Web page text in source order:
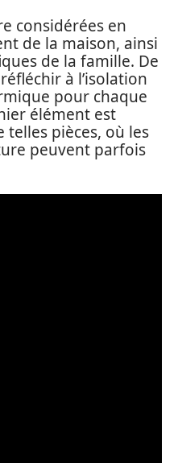
considérées en
de la maison, ainsi
de la famille. De
à l’isolation
pour chaque
élément est
pièces, où les
peuvent parfois